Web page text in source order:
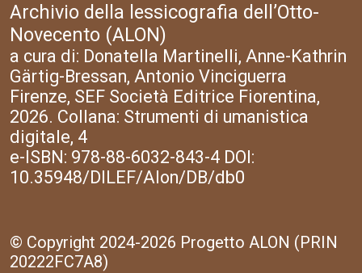
Archivio della lessicografia dell’Otto-
Novecento (ALON)
a cura di: Donatella Martinelli, Anne-Kathrin
Gärtig-Bressan, Antonio Vinciguerra
Firenze, SEF Società Editrice Fiorentina,
2026. Collana: Strumenti di umanistica
digitale, 4
e-ISBN: 978-88-6032-843-4 DOI:
10.35948/DILEF/Alon/DB/db0
© Copyright 2024-2026 Progetto ALON (PRIN
20222FC7A8)